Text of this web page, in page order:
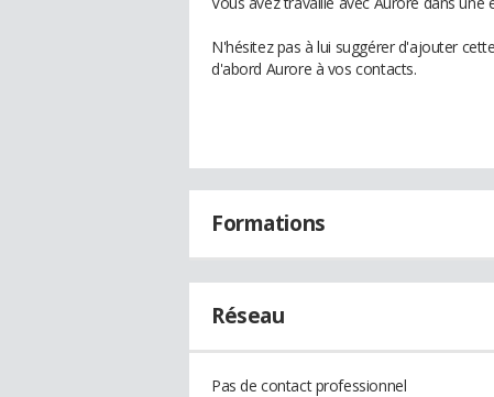
N'hésitez pas à lui suggérer d'ajouter
d'abord Aurore à vos contacts.
Formations
Réseau
Pas de contact professionnel